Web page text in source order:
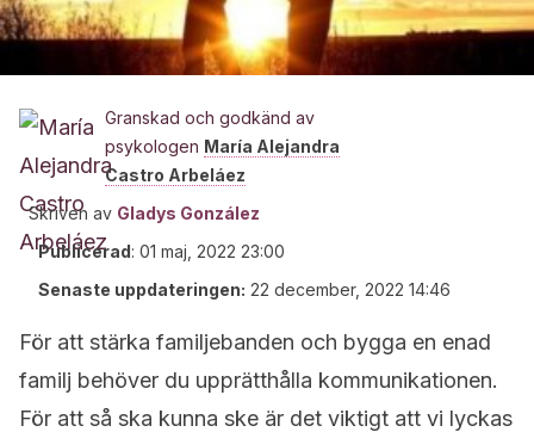
Granskad och godkänd av
psykologen María Alejandra
Castro Arbeláez
Skriven av Gladys González
Publicerad: 01 maj, 2022 23:00
Senaste uppdateringen: 22 december, 2022 14:46
För att stärka familjebanden och bygga en enad
familj behöver du upprätthålla kommunikationen.
För att så ska kunna ske är det viktigt att vi lyckas